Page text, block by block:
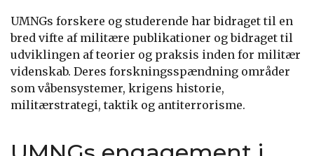
UMNGs forskere og studerende har bidraget til en
bred vifte af militære publikationer og bidraget til
udviklingen af teorier og praksis inden for militær
videnskab. Deres forskningsspændning områder
som våbensystemer, krigens historie,
militærstrategi, taktik og antiterrorisme.